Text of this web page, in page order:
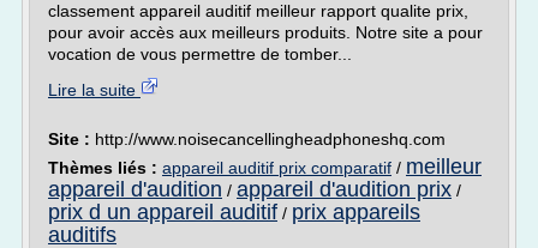
classement appareil auditif meilleur rapport qualite prix,
pour avoir accès aux meilleurs produits. Notre site a pour
vocation de vous permettre de tomber...
Lire la suite
Site : http://www.noisecancellingheadphoneshq.com
Thèmes liés : appareil auditif prix comparatif / meilleur
appareil d'audition / appareil d'audition prix /
prix d un appareil auditif / prix appareils
auditifs